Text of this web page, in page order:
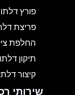
פורץ
פריצת
החלפת
תיקון
קיצור
שירותי